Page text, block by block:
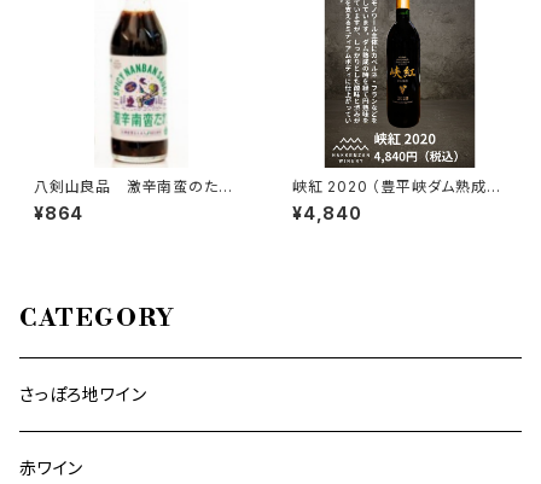
八剣山良品 激辛南蛮のた
れ 200ml
¥864
峡紅 2020 （豊平峡ダム熟成ワ
イン）
¥4,840
CATEGORY
さっぽろ地ワイン
赤ワイン